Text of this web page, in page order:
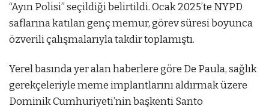
“Ayın Polisi” seçildiği belirtildi. Ocak 2025’te NYPD
saflarına katılan genç memur, görev süresi boyunca
özverili çalışmalarıyla takdir toplamıştı.
Yerel basında yer alan haberlere göre De Paula, sağlık
gerekçeleriyle meme implantlarını aldırmak üzere
Dominik Cumhuriyeti’nin başkenti Santo